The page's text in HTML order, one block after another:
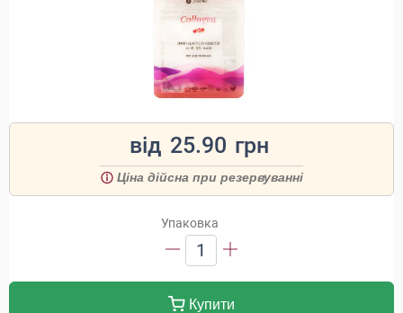
від 25.90 грн
Ціна дійсна при резервуванні
Упаковка
1
Купити